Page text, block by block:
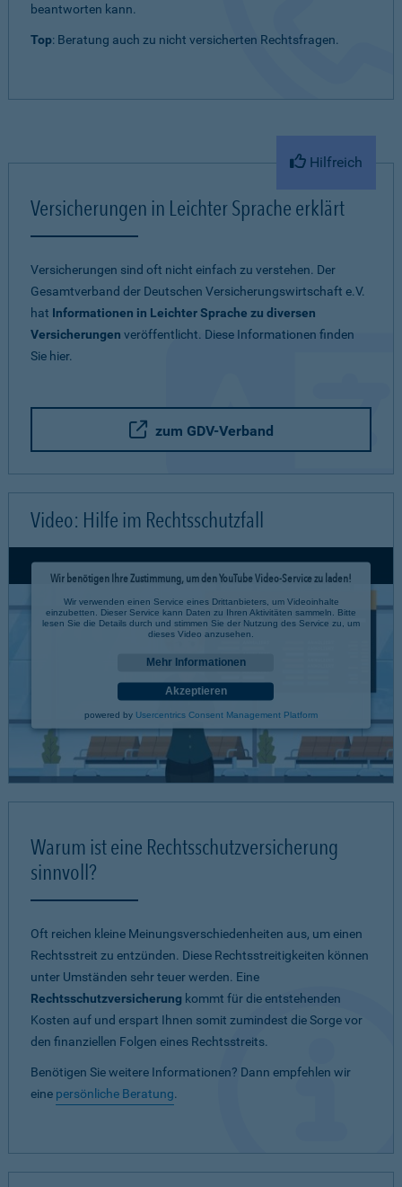
beantworten kann.
Top: Beratung auch zu nicht versicherten Rechtsfragen.
Hilfreich
Versicherungen in Leichter Sprache erklärt
Versicherungen sind oft nicht einfach zu verstehen. Der
Gesamtverband der Deutschen Versicherungswirtschaft e.V.
hat Informationen in Leichter Sprache zu diversen
Versicherungen veröffentlicht. Diese Informationen finden
Sie hier.
zum GDV-Verband
Video: Hilfe im Rechtsschutzfall
Wir benötigen Ihre Zustimmung, um den YouTube Video-Service zu laden!
Wir verwenden einen Service eines Drittanbieters, um Videoinhalte
einzubetten. Dieser Service kann Daten zu Ihren Aktivitäten sammeln. Bitte
lesen Sie die Details durch und stimmen Sie der Nutzung des Service zu, um
dieses Video anzusehen.
Mehr Informationen
Akzeptieren
powered by Usercentrics Consent Management Platform
Warum ist eine Rechtsschutzversicherung
sinnvoll?
Oft reichen kleine Meinungsverschiedenheiten aus, um einen
Rechtsstreit zu entzünden. Diese Rechtsstreitigkeiten können
unter Umständen sehr teuer werden. Eine
Rechtsschutzversicherung kommt für die entstehenden
Kosten auf und erspart Ihnen somit zumindest die Sorge vor
den finanziellen Folgen eines Rechtsstreits.
Benötigen Sie weitere Informationen? Dann empfehlen wir
eine persönliche Beratung.